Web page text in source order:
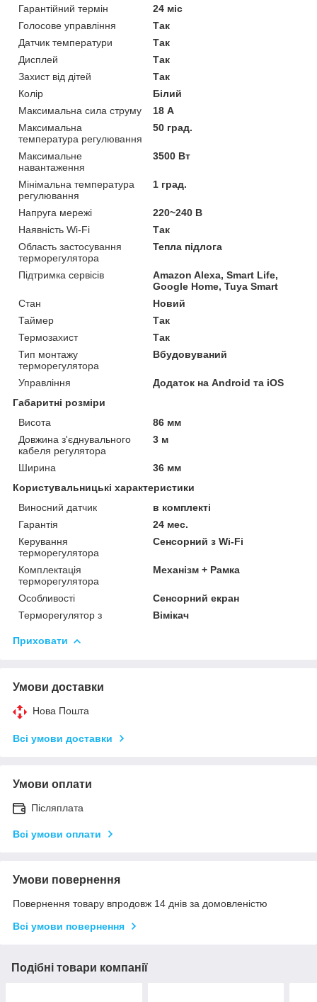
Гарантійний термін
24 міс
Голосове управління
Так
Датчик температури
Так
Дисплей
Так
Захист від дітей
Так
Колір
Білий
Максимальна сила струму
18 А
Максимальна
температура регулювання
50 град.
Максимальне
навантаження
3500 Вт
Мінімальна температура
регулювання
1 град.
Напруга мережі
220~240 В
Наявність Wi-Fi
Так
Область застосування
терморегулятора
Тепла підлога
Підтримка сервісів
Amazon Alexa, Smart Life,
Google Home, Tuya Smart
Стан
Новий
Таймер
Так
Термозахист
Так
Тип монтажу
терморегулятора
Вбудовуваний
Управління
Додаток на Android та iOS
Габаритні розміри
Висота
86 мм
Довжина з'єднувального
кабеля регулятора
3 м
Ширина
36 мм
Користувальницькі характеристики
Виносний датчик
в комплекті
Гарантія
24 мес.
Керування
терморегулятора
Сенсорний з Wi-Fi
Комплектація
терморегулятора
Механізм + Рамка
Особливості
Сенсорний екран
Терморегулятор з
Вімікач
Приховати
Умови доставки
Нова Пошта
Всі умови доставки
Умови оплати
Післяплата
Всі умови оплати
Умови повернення
Повернення товару впродовж 14 днів за домовленістю
Всі умови повернення
Подібні товари компанії